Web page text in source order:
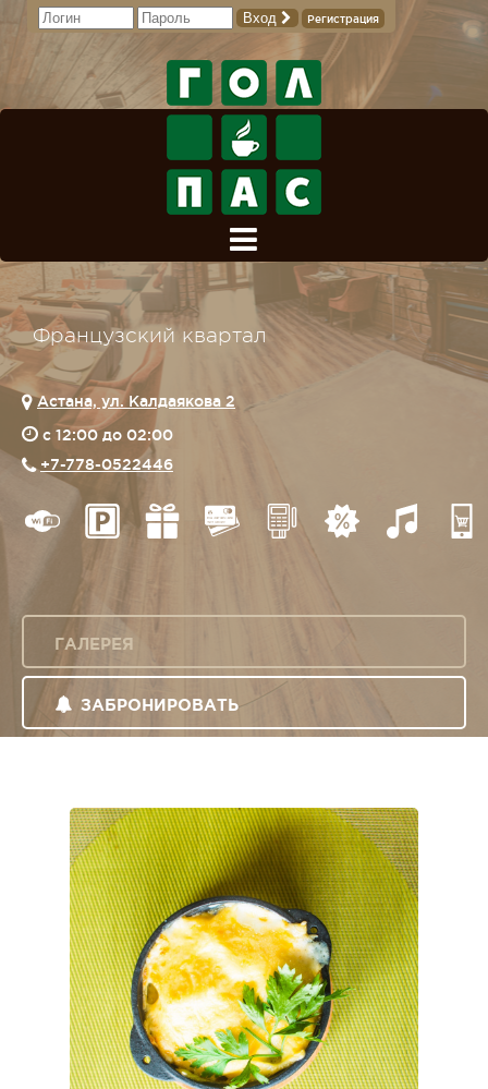
Вход Регистрация
Французский квартал
Астана, ул. Калдаякова 2
c 12:00 до 02:00
+7-778-0522446
ГАЛЕРЕЯ
ЗАБРОНИРОВАТЬ